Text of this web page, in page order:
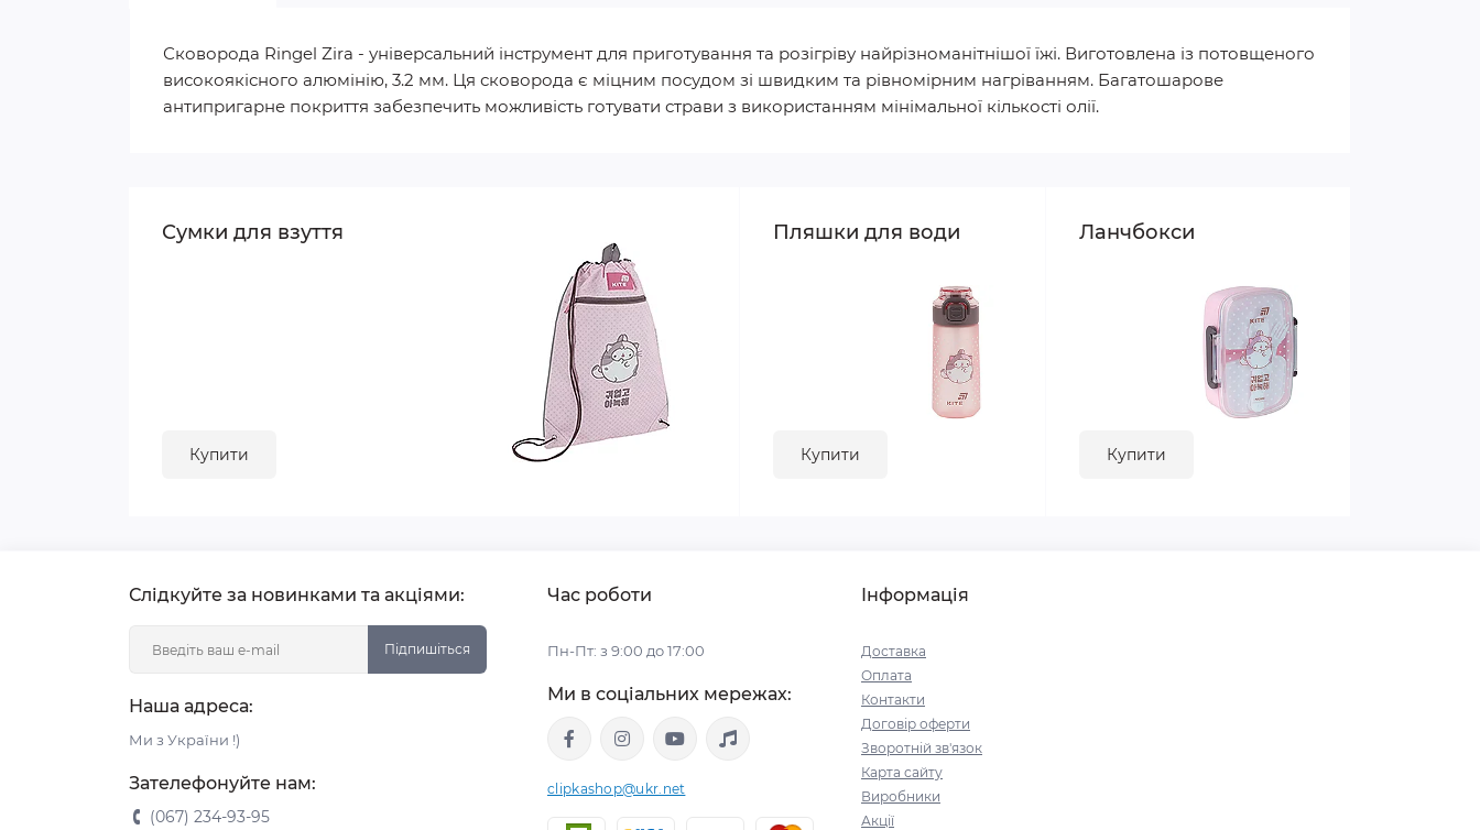
Сковорода Ringel Zira - універсальний інструмент для приготування та розігріву найрізноманітнішої їжі. Виготовлена із потовщеного
високоякісного алюмінію, 3.2 мм. Ця сковорода є міцним посудом зі швидким та рівномірним нагріванням. Багатошарове
антипригарне покриття забезпечить можливість готувати страви з використанням мінімальної кількості олії.
Сумки для взуття
Купити
Пляшки для води
Купити
Ланчбокси
Купити
Слідкуйте за новинками та акціями:
Підпишіться
Наша адреса:
Ми з України !)
Зателефонуйте нам:
(067) 234-93-95
Час роботи
Пн-Пт: з 9:00 до 17:00
Ми в соціальних мережах:
clipkashop@ukr.net
Інформація
Доставка
Оплата
Контакти
Договір оферти
Зворотній зв'язок
Карта сайту
Виробники
Акції